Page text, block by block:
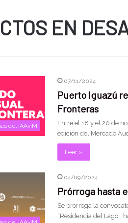
EN
del IAAviM
07/11/2024
Puerto Iguazú
Fronteras
Entre el 18 y el 20 de
edición del Mercado
Leer »
04/09/2024
Prórroga hasta
Se prorroga la
“Residencia del Lago”,